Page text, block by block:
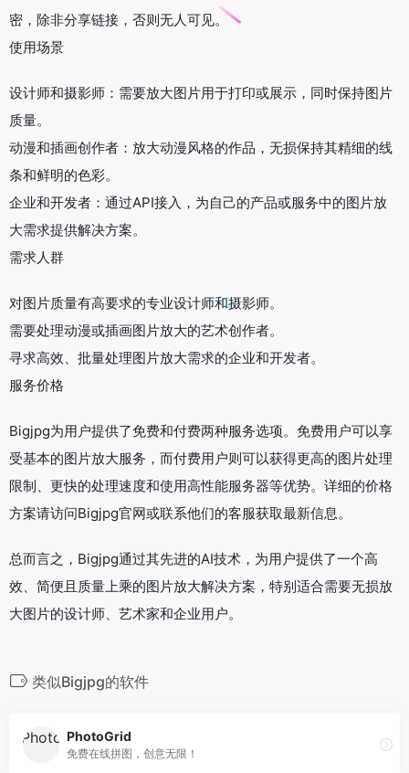
密，除非分享链接，否则无人可见。
使用场景
设计师和摄影师：需要放大图片用于打印或展示，同时保持图片
质量。
动漫和插画创作者：放大动漫风格的作品，无损保持其精细的线
条和鲜明的色彩。
企业和开发者：通过API接入，为自己的产品或服务中的图片放
大需求提供解决方案。
需求人群
对图片质量有高要求的专业设计师和摄影师。
需要处理动漫或插画图片放大的艺术创作者。
寻求高效、批量处理图片放大需求的企业和开发者。
服务价格
Bigjpg为用户提供了免费和付费两种服务选项。免费用户可以享
受基本的图片放大服务，而付费用户则可以获得更高的图片处理
限制、更快的处理速度和使用高性能服务器等优势。详细的价格
方案请访问Bigjpg官网或联系他们的客服获取最新信息。
总而言之，Bigjpg通过其先进的AI技术，为用户提供了一个高
效、简便且质量上乘的图片放大解决方案，特别适合需要无损放
大图片的设计师、艺术家和企业用户。
类似Bigjpg的软件
PhotoGrid
免费在线拼图，创意无限！